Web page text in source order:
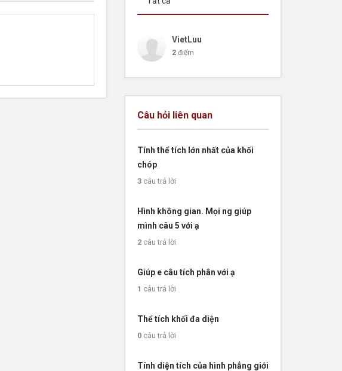
VietLuu
2điểm
Câu hỏi liên quan
Tính thể tích lớn nhất của khối
chóp
3câu trả lời
Hình không gian. Mọi ng giúp
mình câu 5 với ạ
2câu trả lời
Giúp e câu tích phân với ạ
1 câu trả lời
Thể tích khối đa diện
0câu trả lời
Tính diện tích của hình phẳng giới